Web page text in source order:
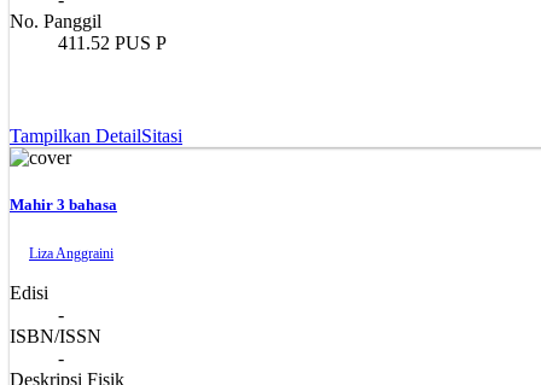
No. Panggil
411.52 PUS P
Tampilkan DetailSitasi
Mahir 3 bahasa
Liza Anggraini
Edisi
-
ISBN/ISSN
-
Deskripsi Fisik